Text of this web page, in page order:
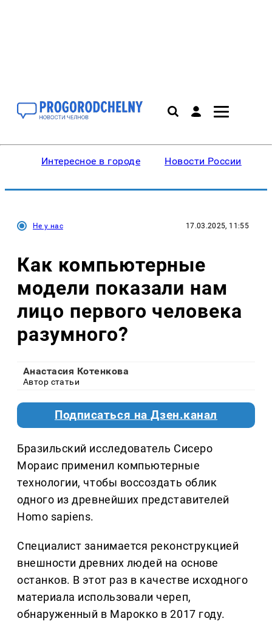
Интересное в городе Новости России
Не у нас 17.03.2025, 11:55
Как компьютерные
модели показали нам
лицо первого человека
разумного?
Анастасия Котенкова
Автор статьи
Подписаться на Дзен.канал
Бразильский исследователь Сисеро
Мораис применил компьютерные
технологии, чтобы воссоздать облик
одного из древнейших представителей
Homo sapiens.
Специалист занимается реконструкцией
внешности древних людей на основе
останков. В этот раз в качестве исходного
материала использовали череп,
обнаруженный в Марокко в 2017 году.